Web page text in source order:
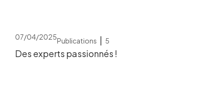
07/04/2025Publications | 5
Des experts passionnés !